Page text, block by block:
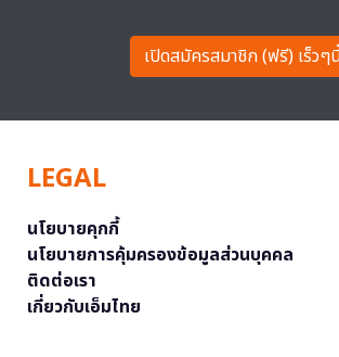
เปิดสมัครสมาชิก (ฟรี) เร็วๆ
LEGAL
นโยบายคุกกี้
นโยบายการคุ้มครองข้อมูลส่วนบุคคล
ติดต่อเรา
เกี่ยวกับเอ็มไทย